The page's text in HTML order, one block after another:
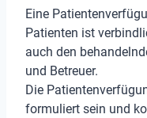
Eine
Patienten ist
auch den
und Betreuer.
Die
formuliert sein und